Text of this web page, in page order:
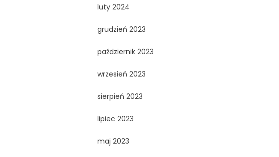
luty 2024
grudzień 2023
październik 2023
wrzesień 2023
sierpień 2023
lipiec 2023
maj 2023